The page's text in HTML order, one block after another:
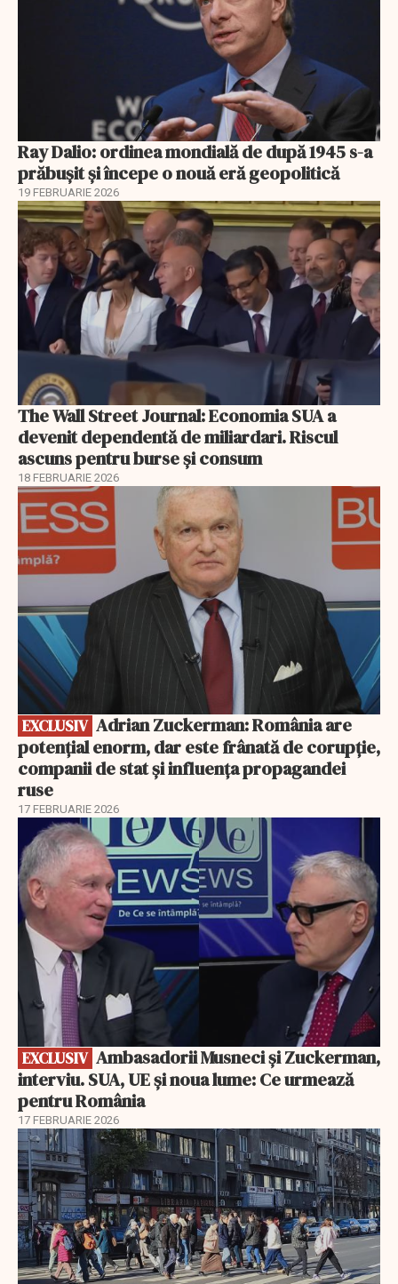
Ray Dalio: ordinea mondială de după 1945 s-a
prăbușit și începe o nouă eră geopolitică
19 FEBRUARIE 2026
The Wall Street Journal: Economia SUA a
devenit dependentă de miliardari. Riscul
ascuns pentru burse și consum
18 FEBRUARIE 2026
EXCLUSIV
EXCLUSIV
potențial enorm, dar este frânată de corupție,
companii de stat și influența propagandei
ruse
17 FEBRUARIE 2026
EXCLUSIV
EXCLUSIV
interviu. SUA, UE și noua lume: Ce urmează
pentru România
17 FEBRUARIE 2026